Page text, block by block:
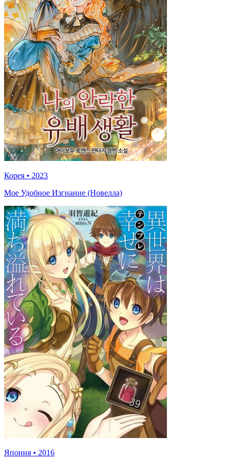
Корея • 2023
Мое Удобное Изгнание (Новелла)
Япония • 2016